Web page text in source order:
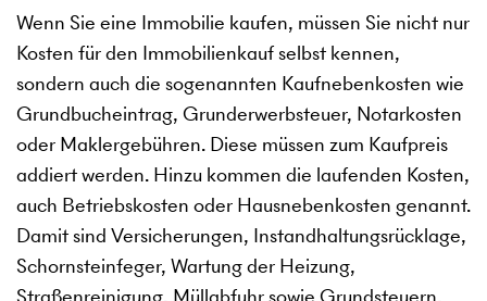
Wenn Sie eine Immobilie kaufen, müssen Sie nicht nur
Kosten für den Immobilienkauf selbst kennen,
sondern auch die sogenannten Kaufnebenkosten wie
Grundbucheintrag, Grunderwerbsteuer, Notarkosten
oder Maklergebühren. Diese müssen zum Kaufpreis
addiert werden. Hinzu kommen die laufenden Kosten,
auch Betriebskosten oder Hausnebenkosten genannt.
Damit sind Versicherungen, Instandhaltungsrücklage,
Schornsteinfeger, Wartung der Heizung,